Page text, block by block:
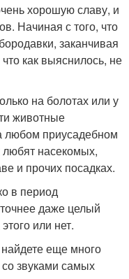
хорошую славу, и
Начиная с того, что
заканчивая
как выяснилось, не
на болотах или у
животные
любом приусадебном
любят насекомых,
и прочих посадках.
в период
даже целый
или нет.
еще много
звуками самых